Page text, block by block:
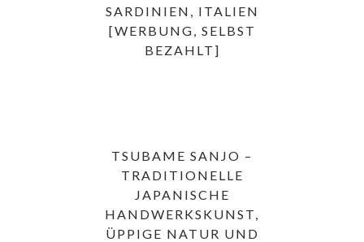
SARDINIEN, ITALIEN
[WERBUNG, SELBST
BEZAHLT]
TSUBAME SANJO –
TRADITIONELLE
JAPANISCHE
HANDWERKSKUNST,
ÜPPIGE NATUR UND